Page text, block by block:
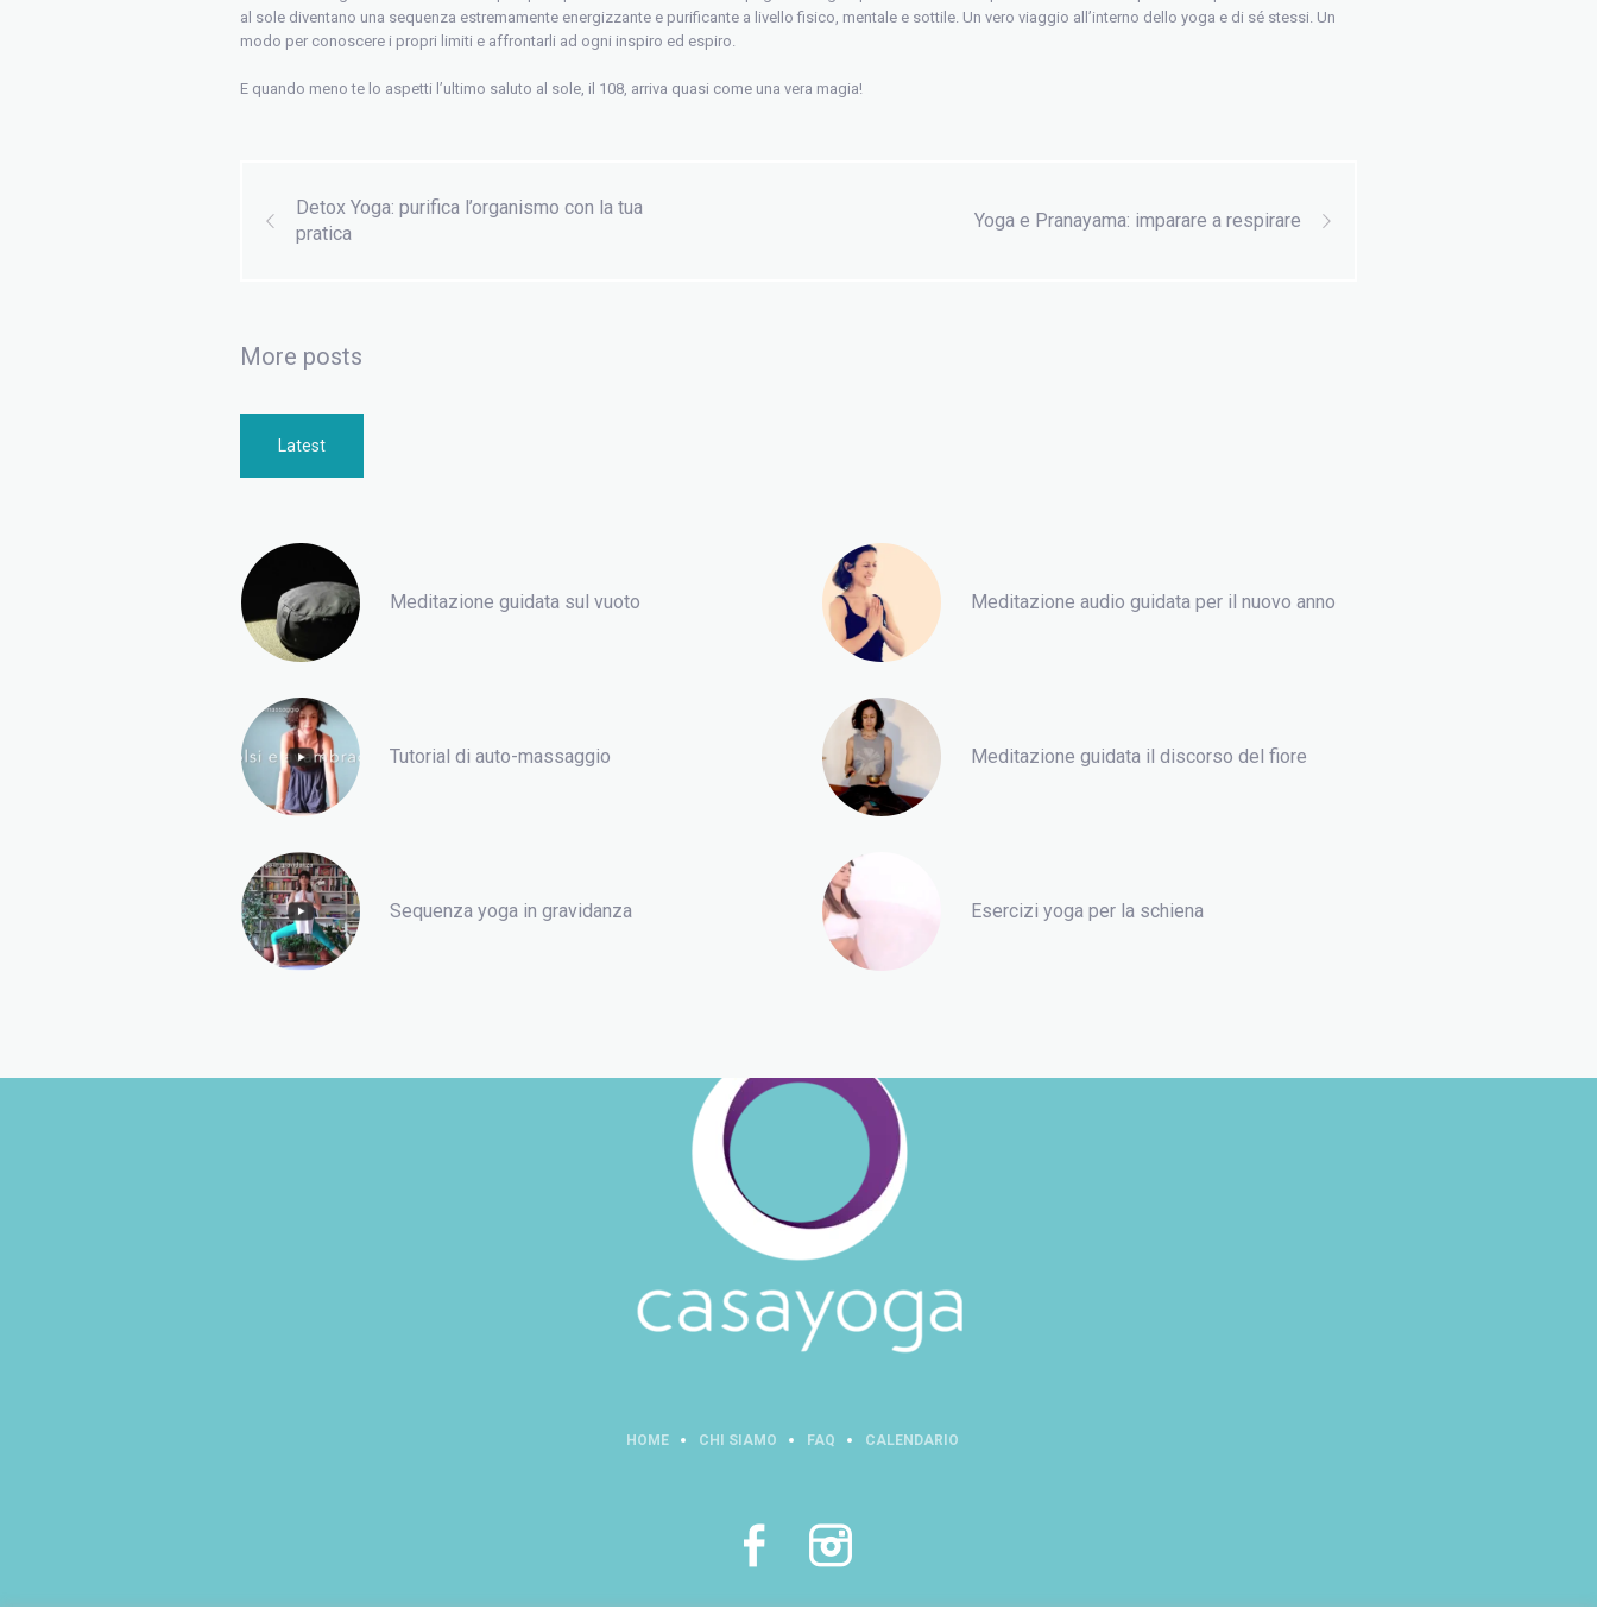
al sole diventano una sequenza estremamente energizzante e purificante a livello fisico, mentale e sottile. Un vero viaggio all’interno dello yoga e di sé stessi. Un
modo per conoscere i propri limiti e affrontarli ad ogni inspiro ed espiro.
E quando meno te lo aspetti l’ultimo saluto al sole, il 108, arriva quasi come una vera magia!
Detox Yoga: purifica l’organismo con la tua
pratica
Yoga e Pranayama: imparare a respirare
More posts
Latest
Meditazione guidata sul vuoto Meditazione audio guidata per il nuovo anno
Tutorial di auto-massaggio Meditazione guidata il discorso del fiore
Sequenza yoga in gravidanza Esercizi yoga per la schiena
HOME CHI SIAMO FAQ CALENDARIO